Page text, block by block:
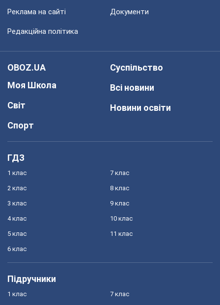
Реклама на сайті Документи
Редакційна політика
OBOZ.UA
Моя Школа
Світ
Спорт
Суспільство
Всі новини
Новини освіти
ГДЗ
1 клас
2 клас
3 клас
4 клас
5 клас
6 клас
7 клас
8 клас
9 клас
10 клас
11 клас
Підручники
1 клас 7 клас